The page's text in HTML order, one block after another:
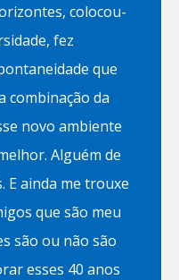
colocou-
fez
que
combinação da
novo ambiente
Alguém de
E ainda me trouxe
que são meu
são ou não são
esses 40 anos